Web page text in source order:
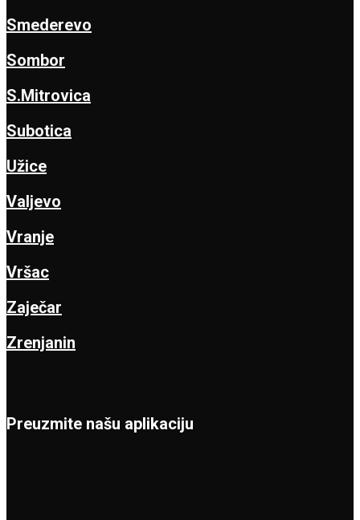
Smederevo
Sombor
S.Mitrovica
Subotica
Užice
Valjevo
Vranje
Vršac
Zaječar
Zrenjanin
Preuzmite našu aplikaciju